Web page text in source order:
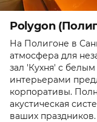
Polygon
На Полигоне в
атмосфера для
зал 'Кухня' с
интерьерами
корпоративы.
акустическая
ваших праздников.